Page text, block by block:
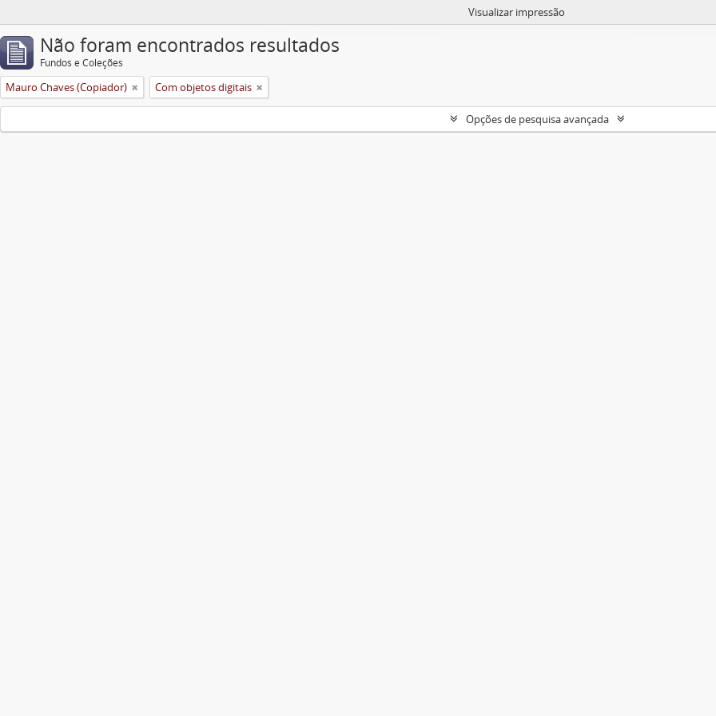
Visualizar impressão
Não foram encontrados resultados
Fundos e Coleções
Mauro Chaves (Copiador) Com objetos digitais
Opções de pesquisa avançada